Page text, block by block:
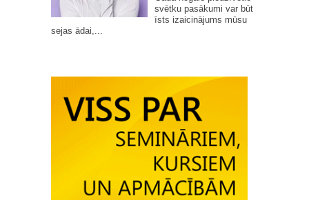
svētku pasākumi var būt
īsts izaicinājums mūsu
sejas ādai,...